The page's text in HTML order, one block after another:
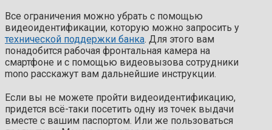
Все ограничения можно убрать с помощью
видеоидентификации, которую можно запросить у
технической поддержки банка. Для этого вам
понадобится рабочая фронтальная камера на
смартфоне и с помощью видеовызова сотрудники
mono расскажут вам дальнейшие инструкции.
Если вы не можете пройти видеоидентификацию,
придется всё-таки посетить одну из точек выдачи
вместе с вашим паспортом. Или же пользоваться